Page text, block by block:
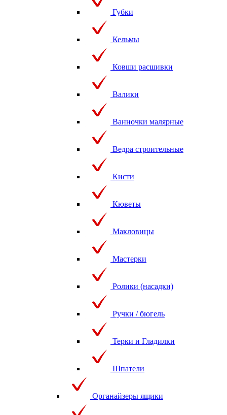
Губки
Кельмы
Ковши расшивки
Валики
Ванночки малярные
Ведра строительные
Кисти
Кюветы
Макловицы
Мастерки
Ролики (насадки)
Ручки / бюгель
Терки и Гладилки
Шпатели
Органайзеры ящики